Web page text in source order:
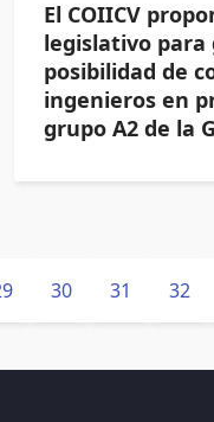
El COIICV
legislativo
posibilidad de
ingenieros en
grupo A2 de la
30 31 32